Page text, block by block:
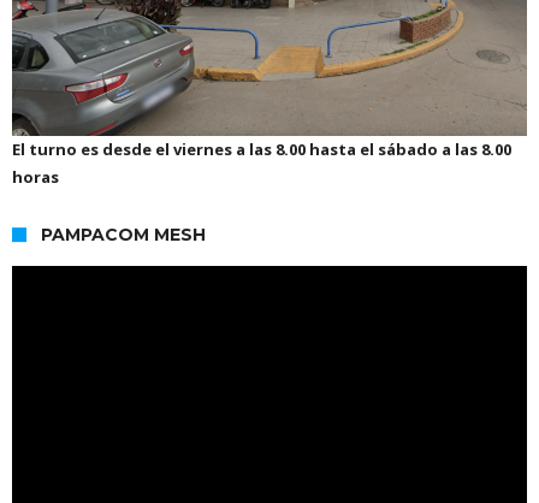
El turno es desde el viernes a las 8.00 hasta el sábado a las 8.00
horas
PAMPACOM MESH